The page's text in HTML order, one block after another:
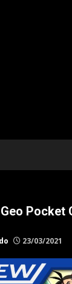
Pocket
23/03/2021